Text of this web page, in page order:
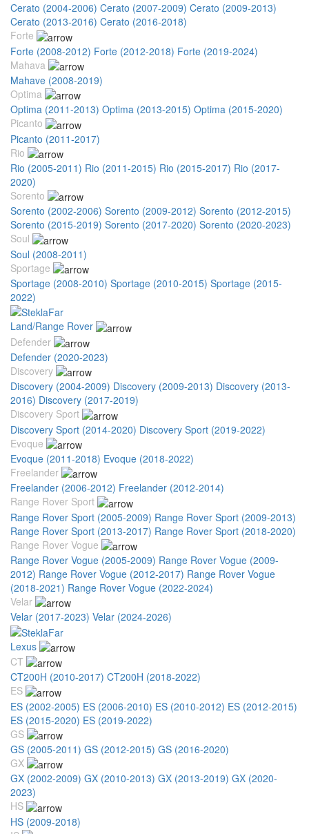
Cerato (2004-2006) Cerato (2007-2009) Cerato (2009-2013)
Cerato (2013-2016) Cerato (2016-2018)
Forte
Forte (2008-2012) Forte (2012-2018) Forte (2019-2024)
Mahava
Mahave (2008-2019)
Optima
Optima (2011-2013) Optima (2013-2015) Optima (2015-2020)
Picanto
Picanto (2011-2017)
Rio
Rio (2005-2011) Rio (2011-2015) Rio (2015-2017) Rio (2017-
2020)
Sorento
Sorento (2002-2006) Sorento (2009-2012) Sorento (2012-2015)
Sorento (2015-2019) Sorento (2017-2020) Sorento (2020-2023)
Soul
Soul (2008-2011)
Sportage
Sportage (2008-2010) Sportage (2010-2015) Sportage (2015-
2022)
Land/Range Rover
Defender
Defender (2020-2023)
Discovery
Discovery (2004-2009) Discovery (2009-2013) Discovery (2013-
2016) Discovery (2017-2019)
Discovery Sport
Discovery Sport (2014-2020) Discovery Sport (2019-2022)
Evoque
Evoque (2011-2018) Evoque (2018-2022)
Freelander
Freelander (2006-2012) Freelander (2012-2014)
Range Rover Sport
Range Rover Sport (2005-2009) Range Rover Sport (2009-2013)
Range Rover Sport (2013-2017) Range Rover Sport (2018-2020)
Range Rover Vogue
Range Rover Vogue (2005-2009) Range Rover Vogue (2009-
2012) Range Rover Vogue (2012-2017) Range Rover Vogue
(2018-2021) Range Rover Vogue (2022-2024)
Velar
Velar (2017-2023) Velar (2024-2026)
Lexus
CT
CT200H (2010-2017) CT200H (2018-2022)
ES
ES (2002-2005) ES (2006-2010) ES (2010-2012) ES (2012-2015)
ES (2015-2020) ES (2019-2022)
GS
GS (2005-2011) GS (2012-2015) GS (2016-2020)
GX
GX (2002-2009) GX (2010-2013) GX (2013-2019) GX (2020-
2023)
HS
HS (2009-2018)